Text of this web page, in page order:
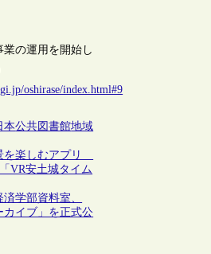
の運用を開始し
oshirase/index.html#9
本公共図書館地域
を楽しむアプリ
VR安土城タイム
学部資料室、
カイブ」を正式公